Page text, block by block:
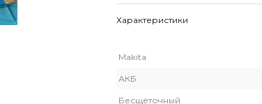
Характеристики
Makita
АКБ
Бесщеточный